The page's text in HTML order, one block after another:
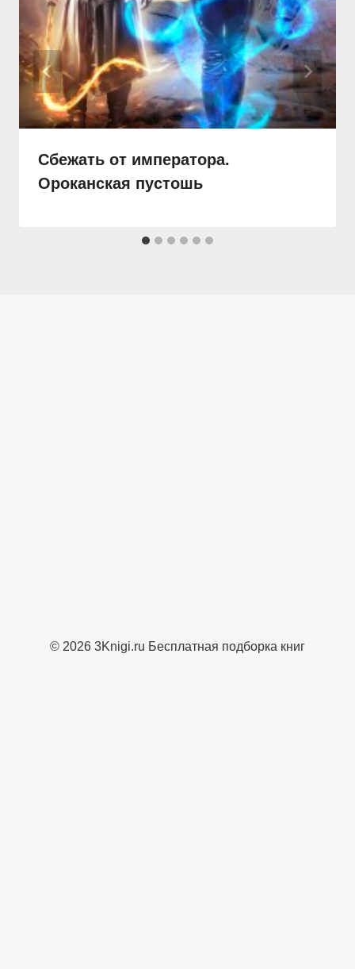
Сбежать от императора.
Ороканская пустошь
© 2026 3Knigi.ru Бесплатная подборка книг